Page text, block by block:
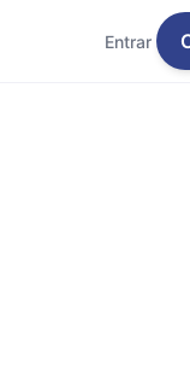
Entrar